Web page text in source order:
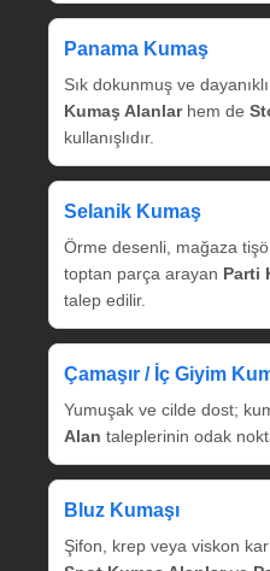
Panama Kumaş
Sık dokunmuş ve
Kumaş Alanlarhem de
kullanışlıdır.
Selanik Kumaş
Örme desenli, mağaza
toptan parça arayan Parti
talep edilir.
Çamaşır / İç Giyim
Yumuşak ve cilde dost;
Alan taleplerinin odak
Bluz Kumaşı
Şifon, krep veya viskon